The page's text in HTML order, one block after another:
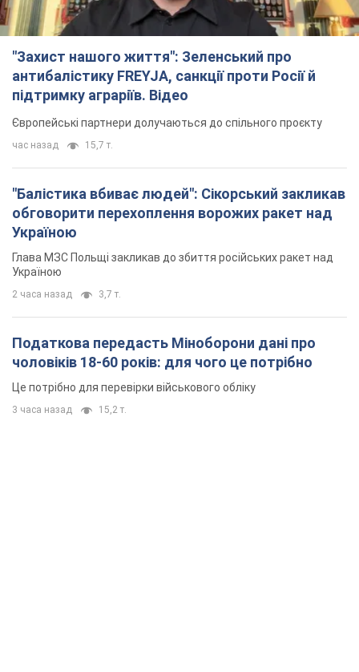
"Захист нашого життя": Зеленський про
антибалістику FREYJA, санкції проти Росії й
підтримку аграріїв. Відео
Європейські партнери долучаються до спільного проєкту
час назад 15,7 т.
"Балістика вбиває людей": Сікорський закликав
обговорити перехоплення ворожих ракет над
Україною
Глава МЗС Польщі закликав до збиття російських ракет над
Україною
2 часа назад 3,7 т.
Податкова передасть Міноборони дані про
чоловіків 18-60 років: для чого це потрібно
Це потрібно для перевірки військового обліку
3 часа назад 15,2 т.